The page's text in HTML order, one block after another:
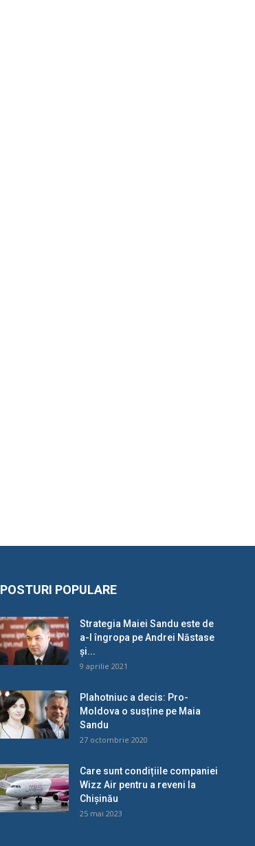
POSTURI POPULARE
Strategia Maiei Sandu este de
a-l îngropa pe Andrei Năstase
și...
9 aprilie 2021
Plahotniuc a decis: Pro-
Moldova o susține pe Maia
Sandu
27 octombrie 2020
Care sunt condițiile companiei
Wizz Air pentru a reveni la
Chișinău
25 mai 2023